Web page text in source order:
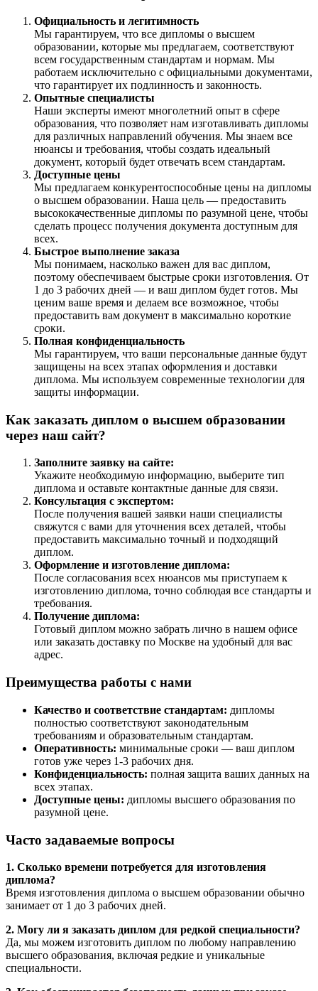
Официальность и легитимность
Мы гарантируем, что все дипломы о высшем
образовании, которые мы предлагаем, соответствуют
всем государственным стандартам и нормам. Мы
работаем исключительно с официальными документами,
что гарантирует их подлинность и законность.
Опытные специалисты
Наши эксперты имеют многолетний опыт в сфере
образования, что позволяет нам изготавливать дипломы
для различных направлений обучения. Мы знаем все
нюансы и требования, чтобы создать идеальный
документ, который будет отвечать всем стандартам.
Доступные цены
Мы предлагаем конкурентоспособные цены на дипломы
о высшем образовании. Наша цель — предоставить
высококачественные дипломы по разумной цене, чтобы
сделать процесс получения документа доступным для
всех.
Быстрое выполнение заказа
Мы понимаем, насколько важен для вас диплом,
поэтому обеспечиваем быстрые сроки изготовления. От
1 до 3 рабочих дней — и ваш диплом будет готов. Мы
ценим ваше время и делаем все возможное, чтобы
предоставить вам документ в максимально короткие
сроки.
Полная конфиденциальность
Мы гарантируем, что ваши персональные данные будут
защищены на всех этапах оформления и доставки
диплома. Мы используем современные технологии для
защиты информации.
Как заказать диплом о высшем образовании
через наш сайт?
Заполните заявку на сайте:
Укажите необходимую информацию, выберите тип
диплома и оставьте контактные данные для связи.
Консультация с экспертом:
После получения вашей заявки наши специалисты
свяжутся с вами для уточнения всех деталей, чтобы
предоставить максимально точный и подходящий
диплом.
Оформление и изготовление диплома:
После согласования всех нюансов мы приступаем к
изготовлению диплома, точно соблюдая все стандарты и
требования.
Получение диплома:
Готовый диплом можно забрать лично в нашем офисе
или заказать доставку по Москве на удобный для вас
адрес.
Преимущества работы с нами
Качество и соответствие стандартам: дипломы
полностью соответствуют законодательным
требованиям и образовательным стандартам.
Оперативность: минимальные сроки — ваш диплом
готов уже через 1-3 рабочих дня.
Конфиденциальность: полная защита ваших данных на
всех этапах.
Доступные цены: дипломы высшего образования по
разумной цене.
Часто задаваемые вопросы
1. Сколько времени потребуется для изготовления
диплома?
Время изготовления диплома о высшем образовании обычно
занимает от 1 до 3 рабочих дней.
2. Могу ли я заказать диплом для редкой специальности?
Да, мы можем изготовить диплом по любому направлению
высшего образования, включая редкие и уникальные
специальности.